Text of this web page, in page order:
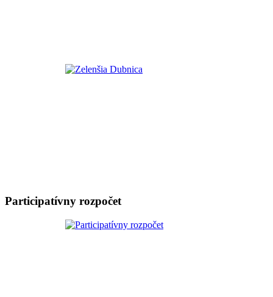
Participatívny rozpočet